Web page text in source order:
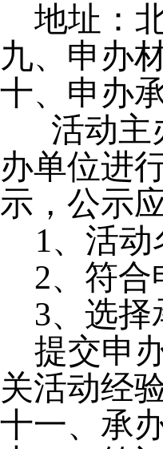
地址：
九、申办
十、申办
活动主
办单位进
示，公示
1、活动
2、符
3、选
提交申
关活动经
十一、承